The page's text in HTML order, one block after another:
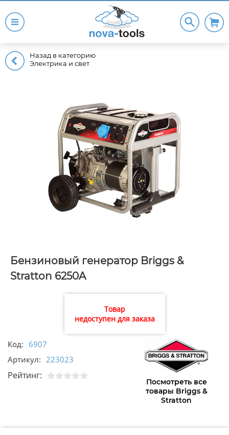
Назад в категорию
Электрика и свет
Бензиновый генератор Briggs &
Stratton 6250A
Товар
недоступен для заказа
Код: 6907
Артикул: 223023
Рейтинг:
Посмотреть все
товары Briggs &
Stratton